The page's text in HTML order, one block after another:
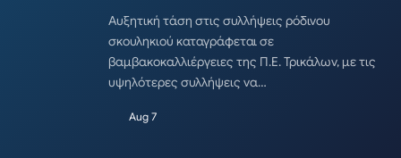
Αυξητική τάση στις συλλήψεις ρόδινου
σκουληκιού καταγράφεται σε
βαμβακοκαλλιέργειες της Π.Ε. Τρικάλων, με τις
υψηλότερες συλλήψεις να…
Aug 7